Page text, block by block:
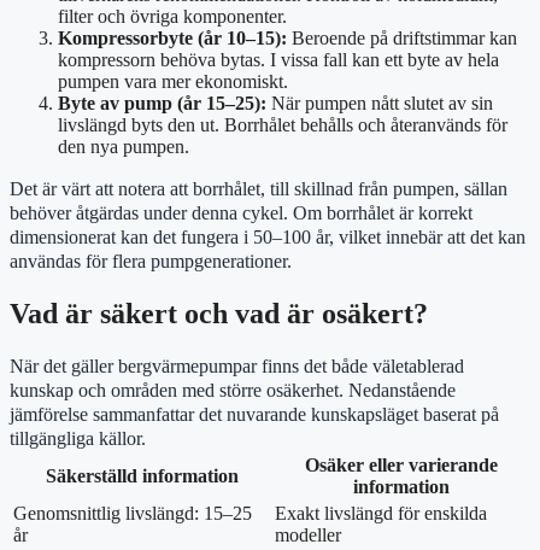
filter och övriga komponenter.
Kompressorbyte (år 10–15): Beroende på driftstimmar kan
kompressorn behöva bytas. I vissa fall kan ett byte av hela
pumpen vara mer ekonomiskt.
Byte av pump (år 15–25): När pumpen nått slutet av sin
livslängd byts den ut. Borrhålet behålls och återanvänds för
den nya pumpen.
Det är värt att notera att borrhålet, till skillnad från pumpen, sällan
behöver åtgärdas under denna cykel. Om borrhålet är korrekt
dimensionerat kan det fungera i 50–100 år, vilket innebär att det kan
användas för flera pumpgenerationer.
Vad är säkert och vad är osäkert?
När det gäller bergvärmepumpar finns det både väletablerad
kunskap och områden med större osäkerhet. Nedanstående
jämförelse sammanfattar det nuvarande kunskapsläget baserat på
tillgängliga källor.
Säkerställd information
Osäker eller varierande
information
Genomsnittlig livslängd: 15–25
år
Exakt livslängd för enskilda
modeller